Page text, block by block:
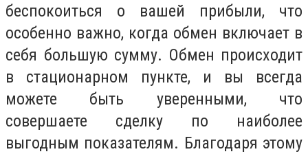
беспокоиться о вашей прибыли, что
особенно важно, когда обмен включает в
себя большую сумму. Обмен происходит
в стационарном пункте, и вы всегда
можете быть уверенными, что
совершаете сделку по наиболее
выгодным показателям. Благодаря этому